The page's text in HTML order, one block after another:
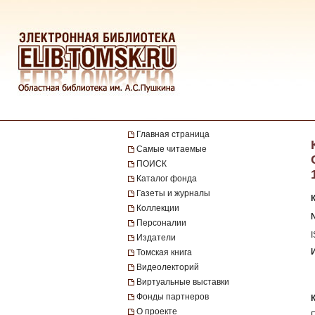
Главная страница
Самые читаемые
ПОИСК
Каталог фонда
Газеты и журналы
Коллекции
Персоналии
Издатели
Томская книга
Видеолекторий
Виртуальные выставки
Фонды партнеров
О проекте